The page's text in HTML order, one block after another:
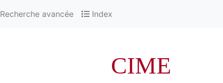
Recherche avancée Index
CIME